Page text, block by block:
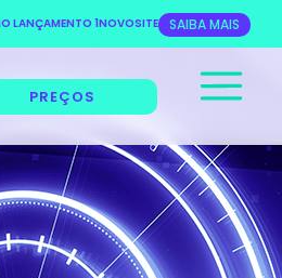
LANÇAMENTO 1NOVOSITE SAIBA MAIS
PREÇOS